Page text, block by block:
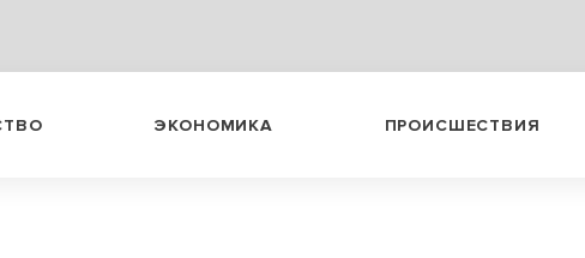
ЭКОНОМИКА ПРОИСШЕСТВИЯ